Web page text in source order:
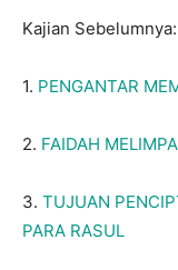
Kajian Sebelumnya:
1. PENGANTAR
2. FAIDAH
3. TUJUAN
PARA RASUL